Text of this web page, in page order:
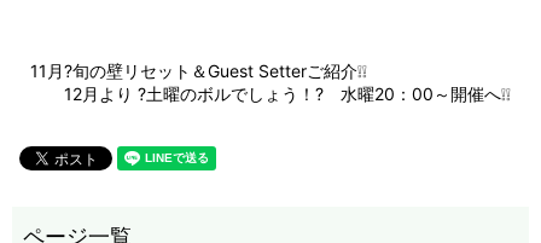
11月?旬の壁リセット＆Guest Setterご紹介❕❕
12月より ?土曜のボルでしょう！? 水曜20：00～開催へ❕❕